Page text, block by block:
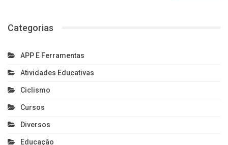
Categorias
APP E Ferramentas
Atividades Educativas
Ciclismo
Cursos
Diversos
Educação